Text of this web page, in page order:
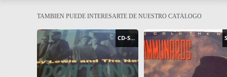
TAMBIEN PUEDE INTERESARTE DE NUESTRO CATÁLOGO
CD-SINGLE